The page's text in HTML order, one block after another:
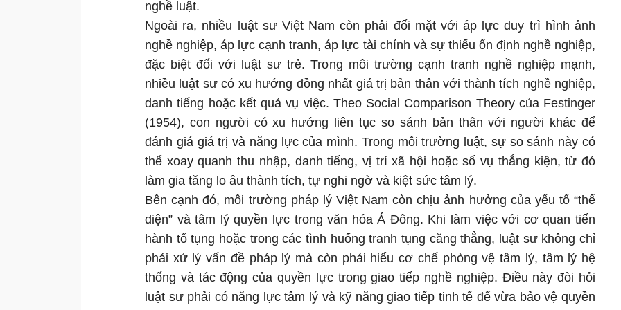
nghề luật.
Ngoài ra, nhiều luật sư Việt Nam còn phải đối mặt với áp lực duy trì hình ảnh
nghề nghiệp, áp lực cạnh tranh, áp lực tài chính và sự thiếu ổn định nghề nghiệp,
đặc biệt đối với luật sư trẻ. Trong môi trường cạnh tranh nghề nghiệp mạnh,
nhiều luật sư có xu hướng đồng nhất giá trị bản thân với thành tích nghề nghiệp,
danh tiếng hoặc kết quả vụ việc. Theo Social Comparison Theory của Festinger
(1954), con người có xu hướng liên tục so sánh bản thân với người khác để
đánh giá giá trị và năng lực của mình. Trong môi trường luật, sự so sánh này có
thể xoay quanh thu nhập, danh tiếng, vị trí xã hội hoặc số vụ thắng kiện, từ đó
làm gia tăng lo âu thành tích, tự nghi ngờ và kiệt sức tâm lý.
Bên cạnh đó, môi trường pháp lý Việt Nam còn chịu ảnh hưởng của yếu tố “thể
diện” và tâm lý quyền lực trong văn hóa Á Đông. Khi làm việc với cơ quan tiến
hành tố tụng hoặc trong các tình huống tranh tụng căng thẳng, luật sư không chỉ
phải xử lý vấn đề pháp lý mà còn phải hiểu cơ chế phòng vệ tâm lý, tâm lý hệ
thống và tác động của quyền lực trong giao tiếp nghề nghiệp. Điều này đòi hỏi
luật sư phải có năng lực tâm lý và kỹ năng giao tiếp tinh tế để vừa bảo vệ quyền